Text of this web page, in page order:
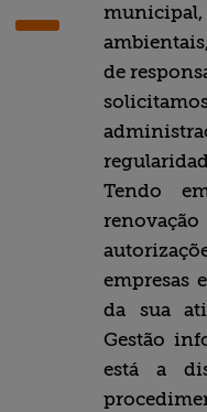
de
Tendo
renovação
empresas
da sua
Gestão
está a